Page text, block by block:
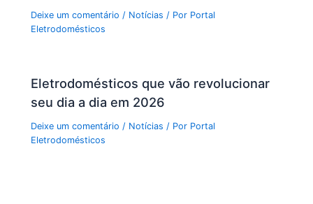
Deixe um comentário / Notícias / Por Portal
Eletrodomésticos
Eletrodomésticos que vão revolucionar
seu dia a dia em 2026
Deixe um comentário / Notícias / Por Portal
Eletrodomésticos